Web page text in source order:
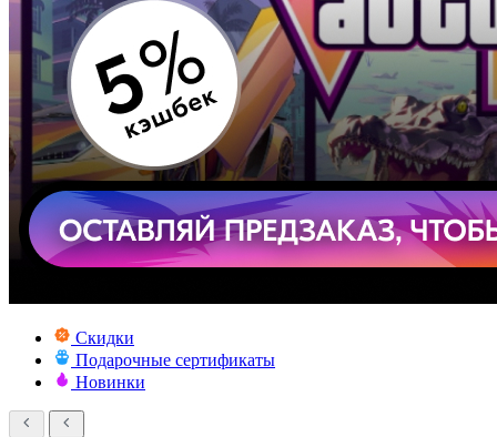
Скидки
Подарочные сертификаты
Новинки